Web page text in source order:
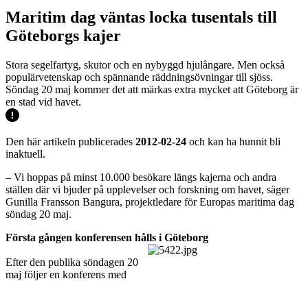
Maritim dag väntas locka tusentals till
Göteborgs kajer
Stora segelfartyg, skutor och en nybyggd hjulångare. Men också
populärvetenskap och spännande räddningsövningar till sjöss.
Söndag 20 maj kommer det att märkas extra mycket att Göteborg är
en stad vid havet.
Den här artikeln publicerades 2012-02-24 och kan ha hunnit bli
inaktuell.
– Vi hoppas på minst 10.000 besökare längs kajerna och andra
ställen där vi bjuder på upplevelser och forskning om havet, säger
Gunilla Fransson Bangura, projektledare för Europas maritima dag
söndag 20 maj.
Första gången konferensen hålls i Göteborg
Efter den publika söndagen 20
maj följer en konferens med